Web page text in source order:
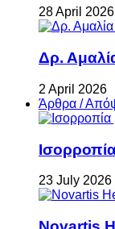
28 April 2026
Δρ.
2 April 2026
Άρθρα /
23 July 2026